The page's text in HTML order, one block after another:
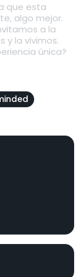
que esta
algo mejor.
a la
y la vivimos.
única?